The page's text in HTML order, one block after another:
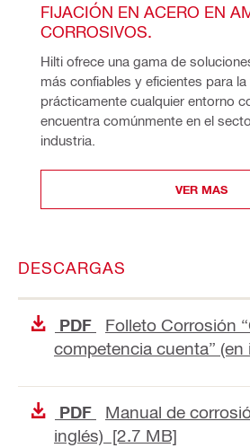
FIJACIÓN EN ACERO EN
CORROSIVOS.
Hilti ofrece una gama de
más confiables y eficientes para
prácticamente cualquier entorno
encuentra comúnmente en el
industria.
VER MAS
DESCARGAS
PDF
Folleto Corrosión
competencia cuenta”
PDF
Manual de
inglés) [2.7 MB]